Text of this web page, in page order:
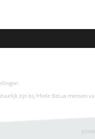
zijn bij Miele BeLux mensen